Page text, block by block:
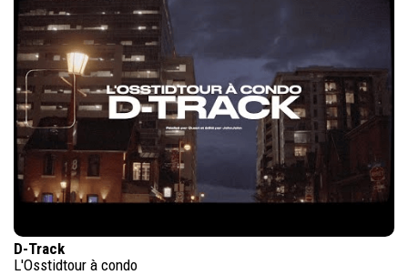
D-Track
L'Osstidtour à condo